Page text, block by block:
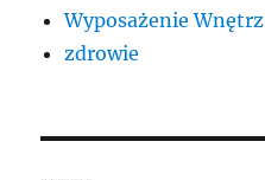
Wyposażenie Wnętrz
zdrowie